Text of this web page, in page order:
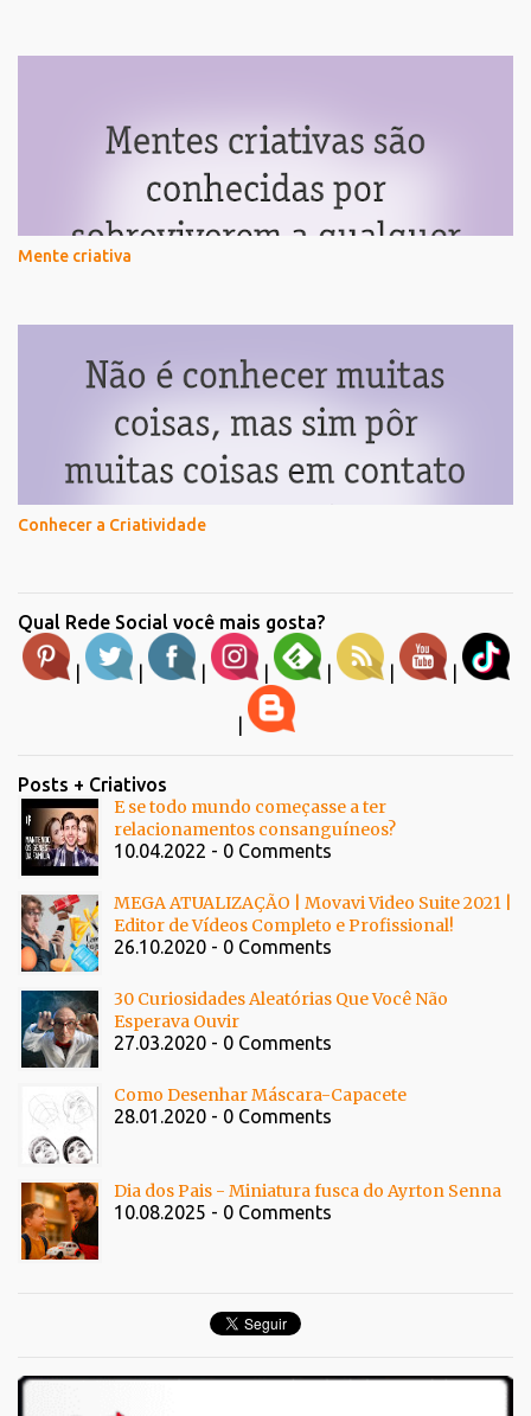
Mente criativa
Conhecer a Criatividade
Qual Rede Social você mais gosta?
| | | | | | |
Posts + Criativos
E se todo mundo começasse a ter
relacionamentos consanguíneos?
10.04.2022 - 0 Comments
MEGA ATUALIZAÇÃO | Movavi Video Suite 2021 |
Editor de Vídeos Completo e Profissional!
26.10.2020 - 0 Comments
30 Curiosidades Aleatórias Que Você Não
Esperava Ouvir
27.03.2020 - 0 Comments
Como Desenhar Máscara-Capacete
28.01.2020 - 0 Comments
Dia dos Pais - Miniatura fusca do Ayrton Senna
10.08.2025 - 0 Comments